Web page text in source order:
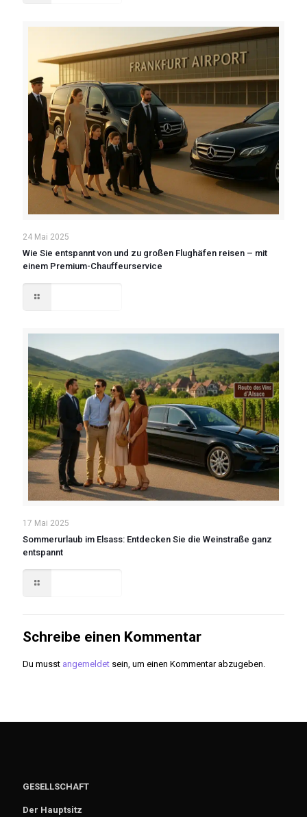
24 Mai 2025
Wie Sie entspannt von und zu großen Flughäfen reisen – mit
einem Premium-Chauffeurservice
17 Mai 2025
Sommerurlaub im Elsass: Entdecken Sie die Weinstraße ganz
entspannt
Schreibe einen Kommentar
Du musst angemeldet sein, um einen Kommentar abzugeben.
GESELLSCHAFT
Der Hauptsitz